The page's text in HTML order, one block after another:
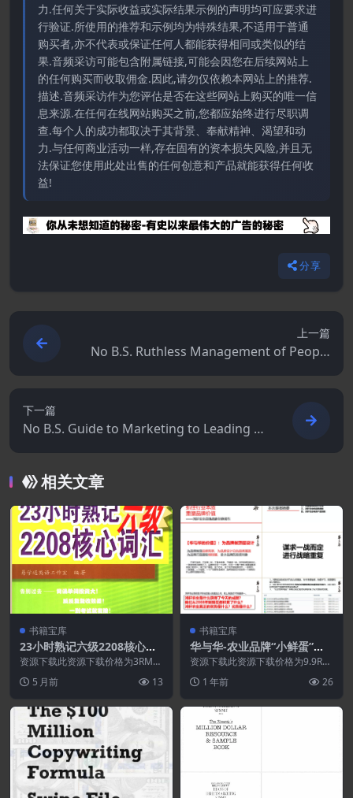
力.任何关于实际收益或实际结果示例的声明均可应要求进
行验证.所使用的推荐和示例均为特殊结果,不适用于普通
购买者,亦不代表或保证任何人都能获得相同或类似的结
果.音频采访可能包含附属链接,可能会因您在后续网站上
的任何购买而收取佣金.因此,请勿仅依赖本网站上的推荐.
描述.音频采访作为您评估是否在这些网站上购买的唯一信
息来源.在任何在线网站购买之前,您都应始终进行尽职调
查.每个人的成功都取决于其背景、奉献精神、渴望和动
力.与任何商业活动一样,存在固有的资本损失风险,并且无
法保证您使用此处出售的任何创意和产品就能获得任何收
益!
分享
上一篇
No B.S. Ruthless Management of People
ake-No-Prisoners Guide to Really Getting
下一篇
No B.S. Guide to Marketing to Leading E
p to the Money
相关文章
书籍宝库
23小时熟记六级2208核心词
汇.PDF
资源下载此资源下载价格为3RMB
别提醒:本网站不...
5 月前 13
书籍宝库
华与华-农业品牌“小鲜蛋”战
略创意报告全案.PDF
资源下载此资源下载价格为9.9RM
别提醒:本网...
1 年前 26